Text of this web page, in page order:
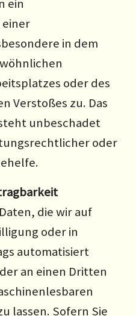
ein
in dem
oder des
Verstoßes zu. Das
unbeschadet
oder
die wir auf
oder in
automatisiert
an einen Dritten
lassen. Sofern Sie